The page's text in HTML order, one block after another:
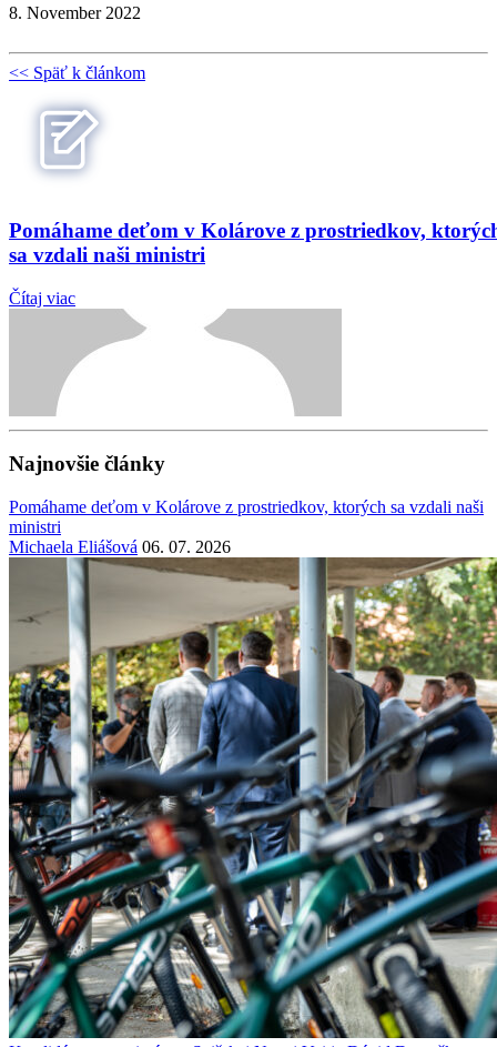
8. November 2022
<< Späť k článkom
Pomáhame deťom v Kolárove z prostriedkov,
sa vzdali naši ministri
Čítaj viac
Najnovšie články
Pomáhame deťom v Kolárove z prostriedkov, ktorých sa vzdali naši
ministri
Michaela Eliášová 06. 07. 2026